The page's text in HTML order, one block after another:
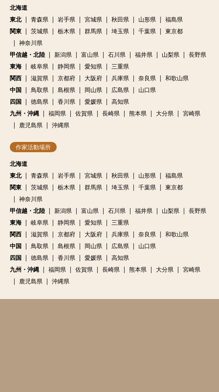
北海道
東北
青森県 岩手県 宮城県 秋田県 山形県
福島県
関東
茨城県 栃木県 群馬県 埼玉県 千葉県
東京都
神奈川県
甲信越・北陸
新潟県 富山県 石川県 福井県 山梨県
長野県
東海
岐阜県 静岡県 愛知県
三重県
関西
滋賀県 京都府 大阪府 兵庫県 奈良県
和歌山県
中国
鳥取県 島根県 岡山県 広島県
山口県
四国
徳島県 香川県 愛媛県
高知県
九州・沖縄
福岡県 佐賀県 長崎県 熊本県 大分県
宮崎県
鹿児島県
沖縄県
作家活動場所
北海道
東北
青森県 岩手県 宮城県 秋田県 山形県
福島県
関東
茨城県 栃木県 群馬県 埼玉県 千葉県
東京都
神奈川県
甲信越・北陸
新潟県 富山県 石川県 福井県 山梨県
長野県
東海
岐阜県 静岡県 愛知県
三重県
関西
滋賀県 京都府 大阪府 兵庫県 奈良県
和歌山県
中国
鳥取県 島根県 岡山県 広島県
山口県
四国
徳島県 香川県 愛媛県
高知県
九州・沖縄
福岡県 佐賀県 長崎県 熊本県 大分県
宮崎県
鹿児島県
沖縄県